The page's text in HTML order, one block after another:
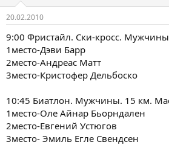
20.02.2010
9:00 Фристайл. Cки-кросс. Мужчины
1место-Дэви Барр
2место-Андреас Матт
3место-Кристофер Дельбоско
10:45 Биатлон. Мужчины. 15 км.
1место-Оле Айнар Бьорндален
2место-Евгений Устюгов
3место- Эмиль Егле Свендсен